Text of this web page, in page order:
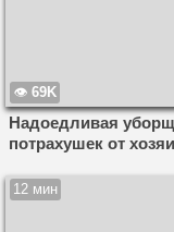
69K
Надоедливая
потрахушек от
12 мин